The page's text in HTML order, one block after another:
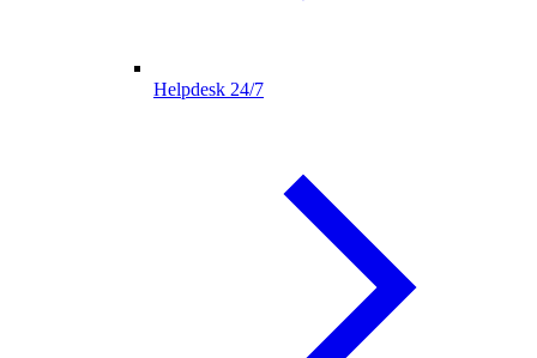
Helpdesk 24/7